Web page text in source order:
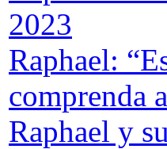
2023
Raphael:
comprenda
Raphael y